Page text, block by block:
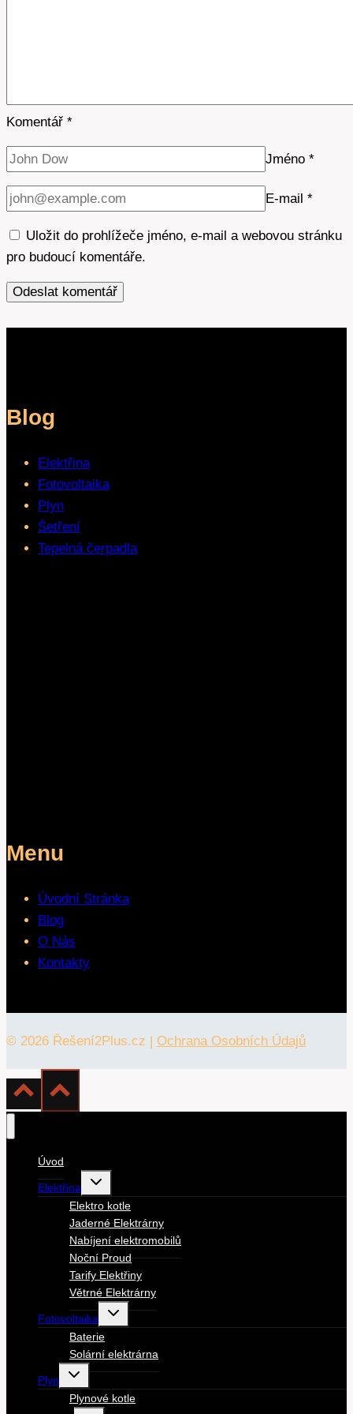
Komentář *
Jméno *
E-mail *
Uložit do prohlížeče jméno, e-mail a webovou stránku
pro budoucí komentáře.
Blog
Elektřina
Fotovoltaika
Plyn
Šetření
Tepelná čerpadla
Menu
Úvodní Stránka
Blog
O Nás
Kontakty
© 2026 Řešení2Plus.cz | Ochrana Osobních Údajů
Úvod
Elektřina
Toggle
menu
Elektro kotle
Jaderné Elektrárny
Nabíjení elektromobilů
Noční Proud
Tarify Elektřiny
Větrné Elektrárny
Fotovoltaika
Toggle
Baterie
Solární elektrárna
Plyn
Toggle
menu
Plynové kotle